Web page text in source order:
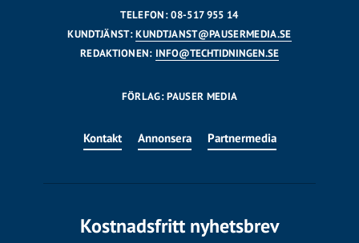
TELEFON: 08-517 955 14
KUNDTJÄNST:KUNDTJANST@PAUSERMEDIA.SE
REDAKTIONEN: INFO@TECHTIDNINGEN.SE
FÖRLAG: PAUSER MEDIA
Kontakt Annonsera Partnermedia
Kostnadsfritt nyhetsbrev